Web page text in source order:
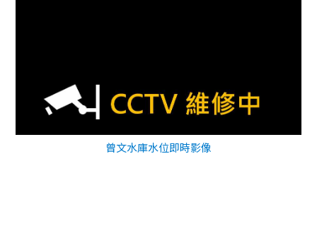
曾文水庫水位即時影像